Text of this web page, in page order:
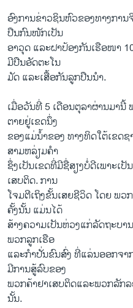
ອົງການ​ຂ່າວ​ຊິນ​ຫົວ​ຂອງທາງການ​
ປືນ​ກົນ​ໜັກເປັນ
ອາວຸດ ​ແລະ​ຝາ​ປ້ອງ​ກັນ​ເຮືອ​ໜາ
ມີ​ປືນ​ອັດຕະ​ໂນ
ມັດ ​ແລະ​ເສື້ອ​ກັນ​ລູກປືນນໍາ.
ເມື່ອ​ວັນ​ທີ່ 5 ເດືອນ​ຕຸລາ​ຜ່ານ​ມາ​
ຕາຍ​ຢູ່ເຂດ​ນຶ່ງ
ຂອງ​ແມ່​ນໍ້າຂອງ ທາງ​ທິດໃຕ້​ເຂດ​
ສາມຫລ່ຽມ​ຄໍາ
ຊຶ່ງ​ເປັນ​ເຂດ​ທີ່​ມີ​ຊື່​ສຽງ​ບໍ່​ດີ​ເພາະ​ເ
ເສບ​ຕິດ. ການ
ໂຈມ​ຕີ​ເຖິງ​ຂັ້ນ​ເສຍ​ຊີວິດ​ ​ໂດຍ ພ
ຄັ້ງ​ນັ້ນ ​ແມ່ນ​ໄດ້
ສ້າງ​ຄວາມ​ເປັນ​ຫ່ວງ​ແກ່​ລັດຖະບ
ພວກ​ລູກເຮືອ
ແລະ​ກໍາ​ປັ່ນ​ຂົນ​ສົ່ງ ທີ່​ແລ່ນ​ອອກ​ຈາ
ມີການ​ສູ້​ລົບ​ຂອງ
ພວກ​ຄ້າຢາເສບຕິດແລະພວກລັ
ນັ້ນ.